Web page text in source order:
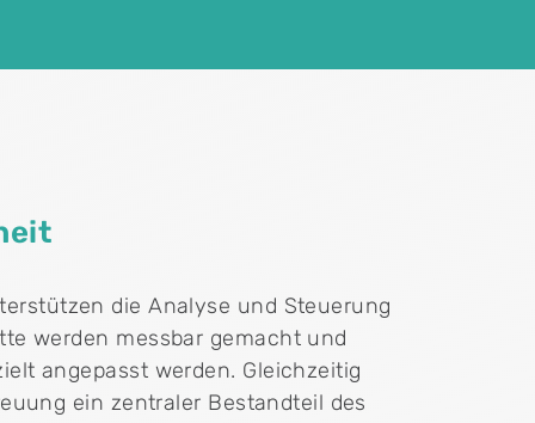
die Analyse und Steuerung
werden messbar gemacht und
angepasst werden. Gleichzeitig
ein zentraler Bestandteil des